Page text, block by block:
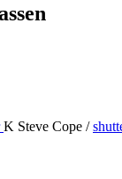
K Steve Cope /